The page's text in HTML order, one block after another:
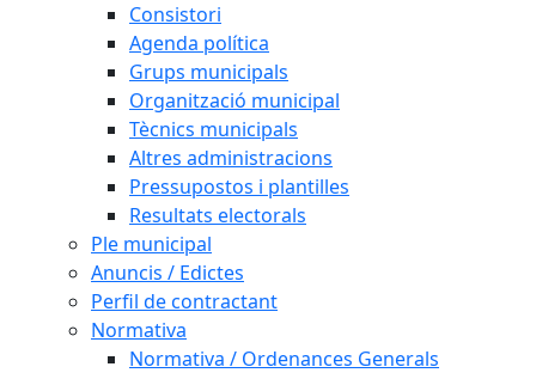
Consistori
Agenda política
Grups municipals
Organització municipal
Tècnics municipals
Altres administracions
Pressupostos i plantilles
Resultats electorals
Ple municipal
Anuncis / Edictes
Perfil de contractant
Normativa
Normativa / Ordenances Generals